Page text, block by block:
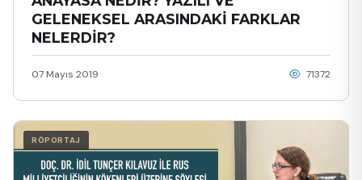
GELENEKSEL ARASINDAKİ FARKLAR
NELERDİR?
07 Mayıs 2019 71372
RÖPORTAJ